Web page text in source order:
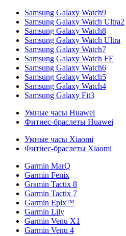
Samsung Galaxy Watch9
Samsung Galaxy Watch Ultra2
Samsung Galaxy Watch8
Samsung Galaxy Watch Ultra
Samsung Galaxy Watch7
Samsung Galaxy Watch FE
Samsung Galaxy Watch6
Samsung Galaxy Watch5
Samsung Galaxy Watch4
Samsung Galaxy Fit3
Умные часы Huawei
Фитнес-браслеты Huawei
Умные часы Xiaomi
Фитнес-браслеты Xiaomi
Garmin MarQ
Garmin Fenix
Gramin Tactix 8
Garmin Tactix 7
Garmin Epix™
Garmin Lily
Garmin Venu X1
Garmin Venu 4